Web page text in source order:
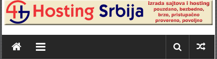
Atletski klub KRUŠEVAC